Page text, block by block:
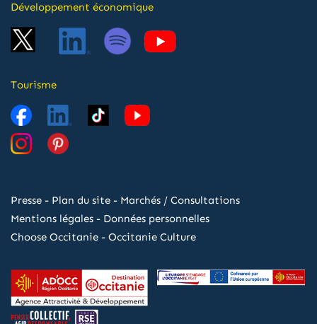
Développement économique
Tourisme
Presse - Plan du site - Marchés / Consultations
Mentions légales - Données personnelles
Choose Occitanie - Occitanie Culture